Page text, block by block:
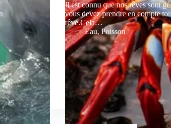
Il est connu que nos rêves sont
vous devez prendre en compte
rêve.Cela…
Eau, Poisson